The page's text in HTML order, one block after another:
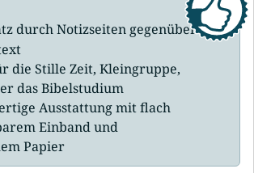
durch Notizseiten gegenüber
die Stille Zeit, Kleingruppe,
das Bibelstudium
Ausstattung mit flach
Einband und
Papier